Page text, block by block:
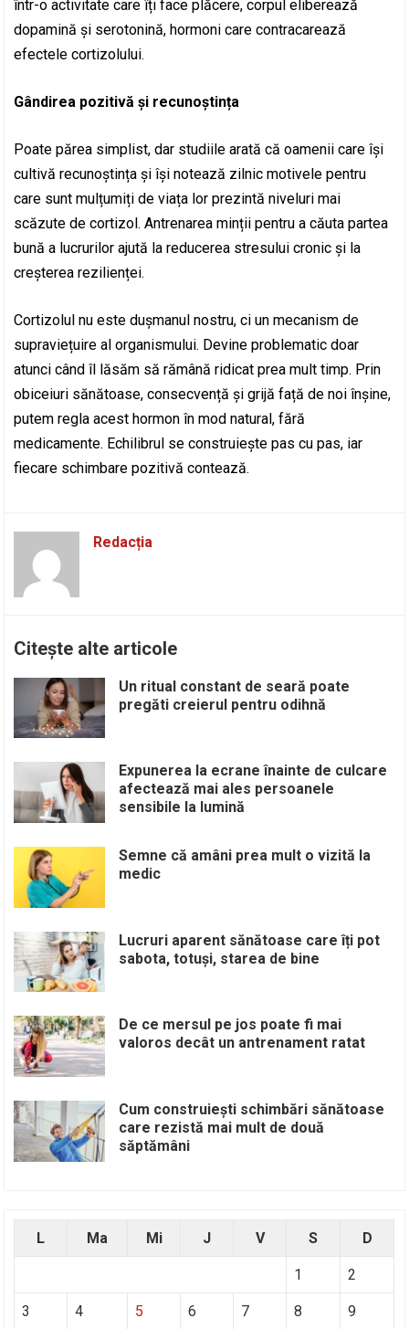
într-o activitate care îți face plăcere, corpul eliberează
dopamină și serotonină, hormoni care contracarează
efectele cortizolului.
Gândirea pozitivă și recunoștința
Poate părea simplist, dar studiile arată că oamenii care își
cultivă recunoștința și își notează zilnic motivele pentru
care sunt mulțumiți de viața lor prezintă niveluri mai
scăzute de cortizol. Antrenarea minții pentru a căuta partea
bună a lucrurilor ajută la reducerea stresului cronic și la
creșterea rezilienței.
Cortizolul nu este dușmanul nostru, ci un mecanism de
supraviețuire al organismului. Devine problematic doar
atunci când îl lăsăm să rămână ridicat prea mult timp. Prin
obiceiuri sănătoase, consecvență și grijă față de noi înșine,
putem regla acest hormon în mod natural, fără
medicamente. Echilibrul se construiește pas cu pas, iar
fiecare schimbare pozitivă contează.
Redacția
Citește alte articole
Un ritual constant de seară poate
pregăti creierul pentru odihnă
Expunerea la ecrane înainte de culcare
afectează mai ales persoanele
sensibile la lumină
Semne că amâni prea mult o vizită la
medic
Lucruri aparent sănătoase care îți pot
sabota, totuși, starea de bine
De ce mersul pe jos poate fi mai
valoros decât un antrenament ratat
Cum construiești schimbări sănătoase
care rezistă mai mult de două
săptămâni
L Ma Mi J V S D
1 2
3 4 5 6 7 8 9